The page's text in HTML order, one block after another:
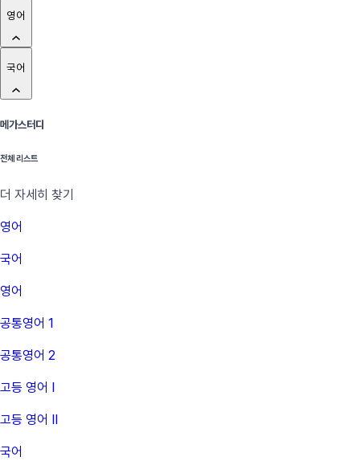
영어
국어
메가스터디
전체 리스트
더 자세히 찾기
영어
국어
영어
공통영어 1
공통영어 2
고등 영어 Ⅰ
고등 영어 Ⅱ
국어